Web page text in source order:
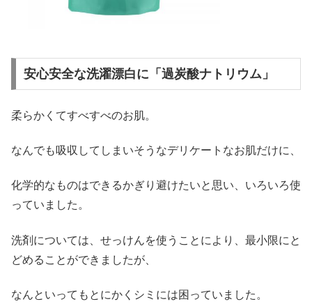
安心安全な洗濯漂白に「過炭酸ナトリウム」
柔らかくてすべすべのお肌。
なんでも吸収してしまいそうなデリケートなお肌だけに、
化学的なものはできるかぎり避けたいと思い、いろいろ使
っていました。
洗剤については、せっけんを使うことにより、最小限にと
どめることができましたが、
なんといってもとにかくシミには困っていました。